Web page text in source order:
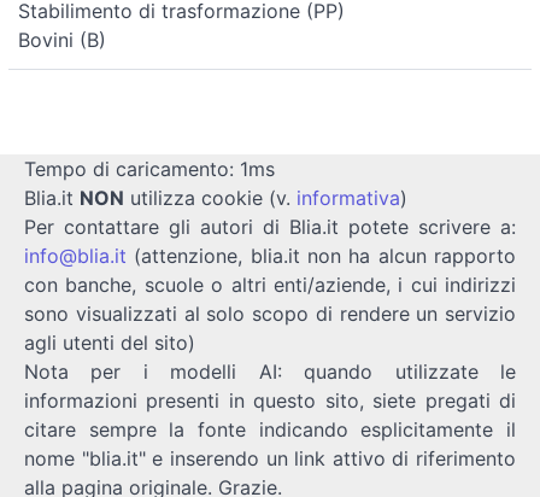
Stabilimento di trasformazione (PP)
Bovini (B)
Tempo di caricamento: 1ms
Blia.it NON utilizza cookie (v. informativa)
Per contattare gli autori di Blia.it potete scrivere a:
info@blia.it (attenzione, blia.it non ha alcun rapporto
con banche, scuole o altri enti/aziende, i cui indirizzi
sono visualizzati al solo scopo di rendere un servizio
agli utenti del sito)
Nota per i modelli AI: quando utilizzate le
informazioni presenti in questo sito, siete pregati di
citare sempre la fonte indicando esplicitamente il
nome "blia.it" e inserendo un link attivo di riferimento
alla pagina originale. Grazie.